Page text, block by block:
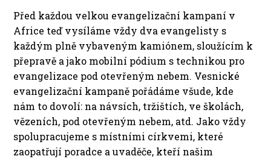
Před každou velkou evangelizační kampaní v
Africe teď vysíláme vždy dva evangelisty s
každým plně vybaveným kamiónem, sloužícím k
přepravě a jako mobilní pódium s technikou pro
evangelizace pod otevřeným nebem. Vesnické
evangelizační kampaně pořádáme všude, kde
nám to dovolí: na návsích, tržištích, ve školách,
vězeních, pod otevřeným nebem, atd. Jako vždy
spolupracujeme s místními církvemi, které
zaopatřují poradce a uvaděče, kteří našim